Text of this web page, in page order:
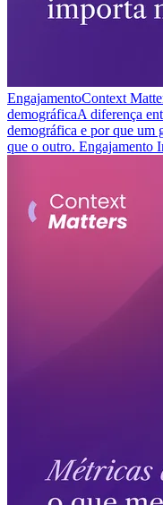
EngajamentoContext
demográficaA diferença
demográfica e por que um
que o outro. Engajamento